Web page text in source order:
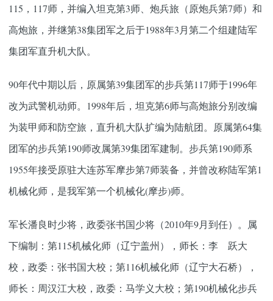
115，117师，并编入坦克第3师、炮兵旅（原炮兵第7师）和
高炮旅，并继第38集团军之后于1988年3月第二个组建陆军
集团军直升机大队。
90年代中期以后，原属第39集团军的步兵第117师于1996年
改为武警机动师。1998年后，坦克第6师与高炮旅分别改编
为装甲师和防空旅，直升机大队扩编为陆航团。原属第64集
团军的步兵第190师改属第39集团军建制。步兵第190师系
1955年接受原驻大连苏军摩步第7师装备，并曾改称陆军第1
机械化师，是我军第一个机械化(摩步)师。
军长潘良时少将，政委张书国少将（2010年9月到任）。属
下编制：第115机械化师（辽宁盖州），师长：李 跃大
校，政委：张书国大校；第116机械化师（辽宁大石桥），
师长：周汉江大校，政委：马学义大校；第190机械化步兵